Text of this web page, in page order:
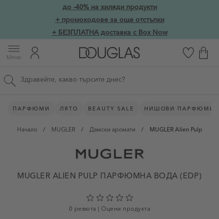
Прескачане към съдържаниетодо -40% на хиляди продукти
+ промокодове за още отстъпки
+ БЕЗПЛАТНА доставка с Box Now
Меню
ПАРФЮМИ ЛЯТО BEAUTY SALE НИШОВИ ПАРФЮМИ
Начало / MUGLER / Дамски аромати / MUGLER Alien Pulp
MUGLER ALIEN PULP ПАРФЮМНА ВОДА (EDP)
0 ревюта | Оцени продукта